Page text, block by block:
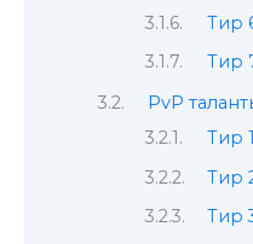
Тир
Тир
PvP
Тир 1
Тир
Тир